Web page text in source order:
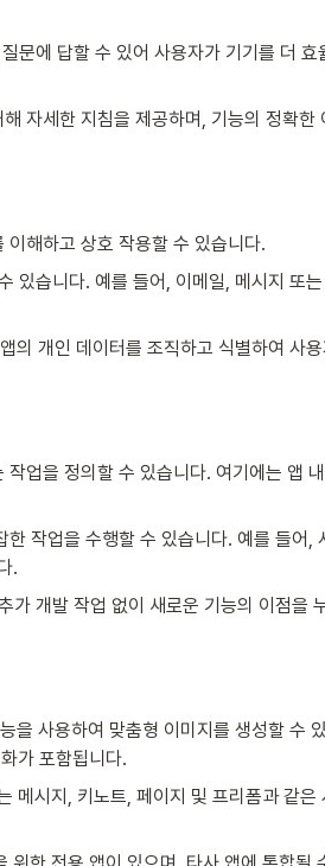
문에 답할 수 있어 사용자가 기기를 더 효
자세한 지침을 제공하며, 기능의 정확한
해하고 상호 작용할 수 있습니다.
있습니다. 예를 들어, 이메일, 메시지 또
의 개인 데이터를 조직하고 식별하여 사
작업을 정의할 수 있습니다. 여기에는 앱
작업을 수행할 수 있습니다. 예를 들어,
.
가 개발 작업 없이 새로운 기능의 이점을
을 사용하여 맞춤형 이미지를 생성할 수
가 포함됩니다.
메시지, 키노트, 페이지 및 프리폼과 같은